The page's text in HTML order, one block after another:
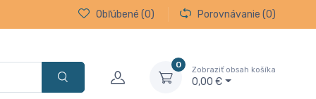
Obľúbené (0) Porovnávanie (0)
0
Zobraziť obsah košíka
0,00 €